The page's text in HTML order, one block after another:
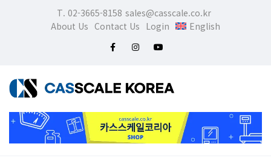
T. 02-3665-8158 sales@casscale.co.kr
About Us Contact Us Login English